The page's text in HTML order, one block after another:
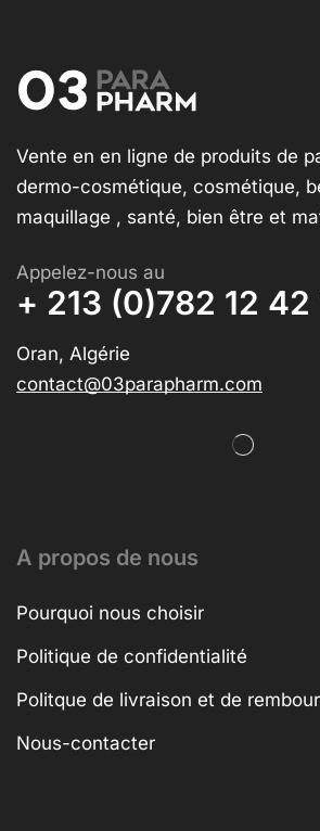
Vente en en ligne de produits de
dermo-cosmétique, cosmétique,
maquillage , santé, bien être et
Appelez-nous au
+ 213 (0)782 12 42
Oran, Algérie
contact@03parapharm.com
A propos de nous
Pourquoi nous choisir
Politique de confidentialité
Politque de livraison et de
Nous-contacter